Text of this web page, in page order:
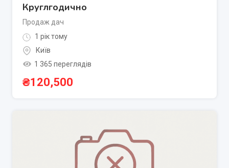
Круглгодично
Продаж дач
1 рік тому
Київ
1 365 переглядів
₴120,500